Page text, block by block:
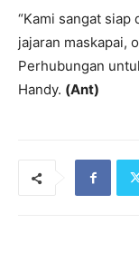
“Kami sangat
jajaran maskapai,
Perhubungan
Handy. (Ant)